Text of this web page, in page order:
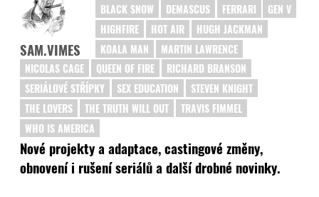
SAM.VIMES
BLACK SNOW
DEMASCUS FERRARI
GEN V
HIGHFIRE
HOT AIR
HUGH JACKMAN
KOALA MAN
MARTIN LAWRENCE
NICOLAS CAGE
QUEEN OF FIRE
RICHARD BRANSON
SERIÁLOVÉ STŘÍPKY
SEX EDUCATION
STEVEN KNIGHT
THE LOVERS
THE TRUTH WILL OUT
TRAVIS FIMMEL
WHO IS AMERICA
Nové projekty a adaptace, castingové změny,
obnovení i rušení seriálů a další drobné novinky.